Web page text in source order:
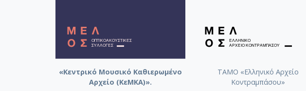
«Κεντρικό Μουσικό Καθιερωμένο
Αρχείο (ΚεΜΚΑ)».
ΤΑΜΟ «Ελληνικό Αρχείο
Κοντραμπάσου»